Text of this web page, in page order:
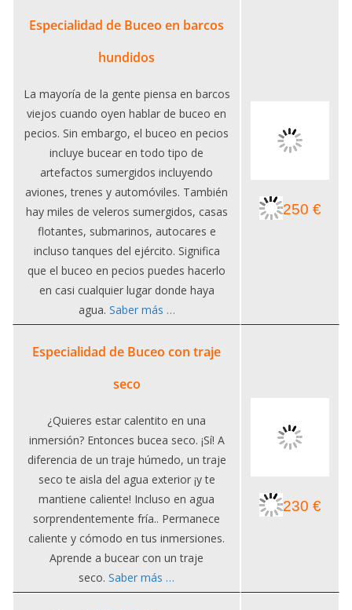
Especialidad de Buceo en barcos
hundidos
La mayoría de la gente piensa en barcos
viejos cuando oyen hablar de buceo en
pecios. Sin embargo, el buceo en pecios
incluye bucear en todo tipo de
artefactos sumergidos incluyendo
aviones, trenes y automóviles. También
hay miles de veleros sumergidos, casas
flotantes, submarinos, autocares e
incluso tanques del ejército. Significa
que el buceo en pecios puedes hacerlo
en casi cualquier lugar donde haya
agua. Saber más …
250 €
Especialidad de Buceo con traje
seco
¿Quieres estar calentito en una
inmersión? Entonces bucea seco. ¡Sí! A
diferencia de un traje húmedo, un traje
seco te aisla del agua exterior ¡y te
mantiene caliente! Incluso en agua
sorprendentemente fría.. Permanece
caliente y cómodo en tus inmersiones.
Aprende a bucear con un traje
seco. Saber más …
230 €